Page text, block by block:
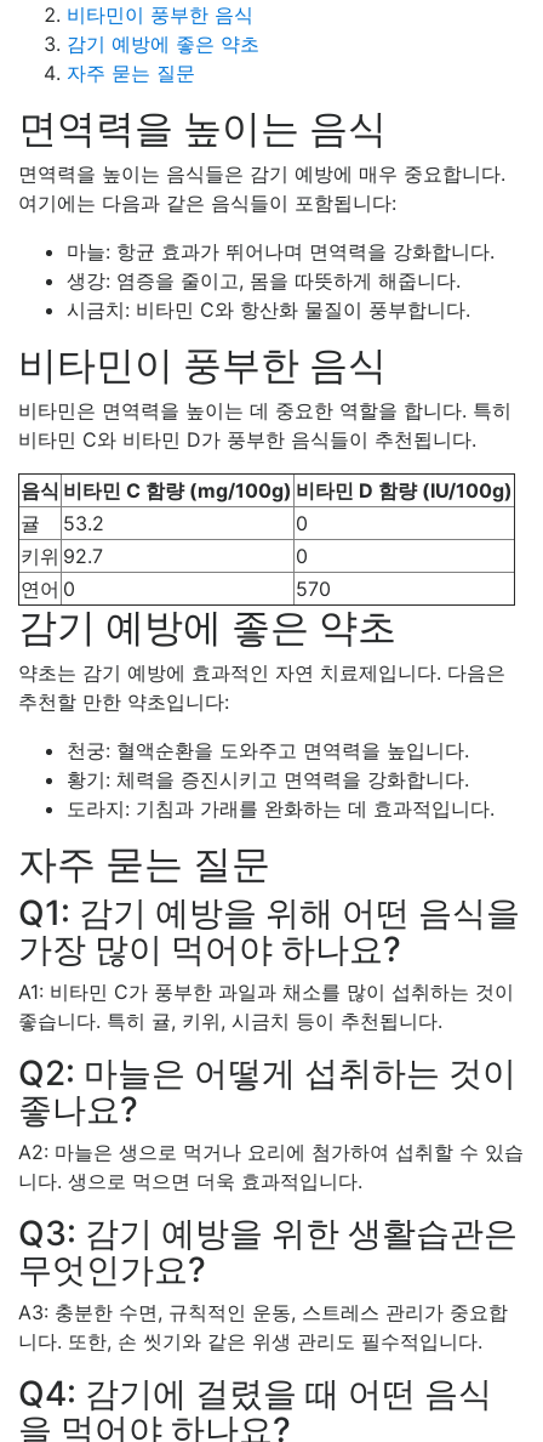
비타민이 풍부한 음식
감기 예방에 좋은 약초
자주 묻는 질문
면역력을 높이는 음식
면역력을 높이는 음식들은 감기 예방에 매우 중요합니다.
여기에는 다음과 같은 음식들이 포함됩니다:
마늘: 항균 효과가 뛰어나며 면역력을 강화합니다.
생강: 염증을 줄이고, 몸을 따뜻하게 해줍니다.
시금치: 비타민 C와 항산화 물질이 풍부합니다.
비타민이 풍부한 음식
비타민은 면역력을 높이는 데 중요한 역할을 합니다. 특히
비타민 C와 비타민 D가 풍부한 음식들이 추천됩니다.
음식 비타민 C 함량 (mg/100g) 비타민 D 함량 (IU/100g)
귤
53.2
0
키위 92.7
0
연어 0 570
감기 예방에 좋은 약초
약초는 감기 예방에 효과적인 자연 치료제입니다. 다음은
추천할 만한 약초입니다:
천궁: 혈액순환을 도와주고 면역력을 높입니다.
황기: 체력을 증진시키고 면역력을 강화합니다.
도라지: 기침과 가래를 완화하는 데 효과적입니다.
자주 묻는 질문
Q1: 감기 예방을 위해 어떤 음식을
가장 많이 먹어야 하나요?
A1: 비타민 C가 풍부한 과일과 채소를 많이 섭취하는 것이
좋습니다. 특히 귤, 키위, 시금치 등이 추천됩니다.
Q2: 마늘은 어떻게 섭취하는 것이
좋나요?
A2: 마늘은 생으로 먹거나 요리에 첨가하여 섭취할 수 있습
니다. 생으로 먹으면 더욱 효과적입니다.
Q3: 감기 예방을 위한 생활습관은
무엇인가요?
A3: 충분한 수면, 규칙적인 운동, 스트레스 관리가 중요합
니다. 또한, 손 씻기와 같은 위생 관리도 필수적입니다.
Q4: 감기에 걸렸을 때 어떤 음식
을 먹어야 하나요?